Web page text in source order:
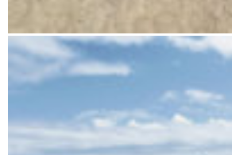
Nosy Bé und umliegende Inseln